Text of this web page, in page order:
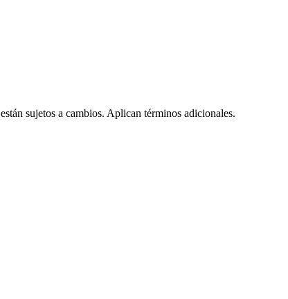
sujetos a cambios. Aplican términos adicionales.